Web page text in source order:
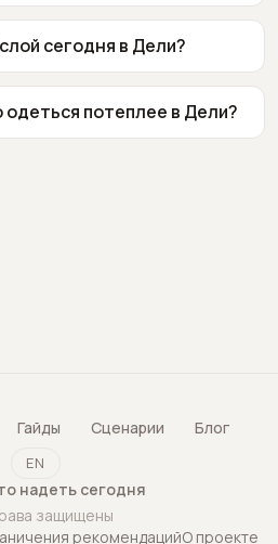
сегодня в Дели?
одеться потеплее в Дели?
Гайды Сценарии Блог
EN
надеть сегодня
защищены
рекомендацийО проекте